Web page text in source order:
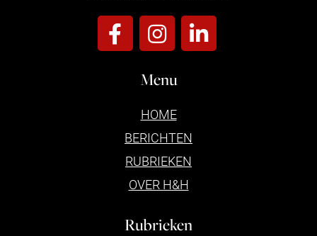
Menu
HOME
BERICHTEN
RUBRIEKEN
OVER H&H
Rubrieken